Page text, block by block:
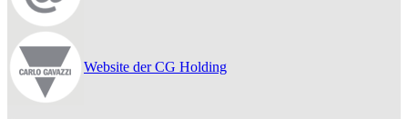
Website der CG Holding